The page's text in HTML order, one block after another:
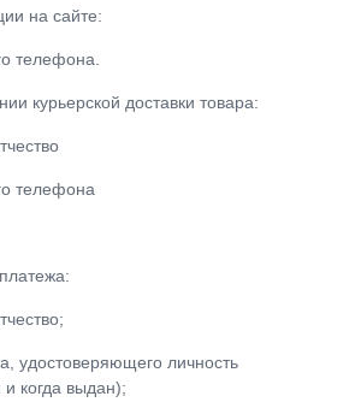
на сайте:
телефона.
курьерской доставки товара:
телефона
удостоверяющего личность
когда выдан);